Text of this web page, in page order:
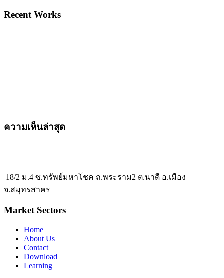
Recent Works
ความเห็นล่าสุด
18/2 ม.4 ซ.ทรัพย์มหาโชค ถ.พระราม2 ต.นาดี อ.เมือง
จ.สมุทรสาคร
Market Sectors
Home
About Us
Contact
Download
Learning